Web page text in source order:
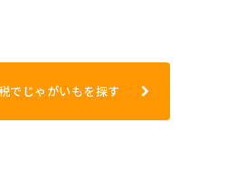
でじゃがいもを探す